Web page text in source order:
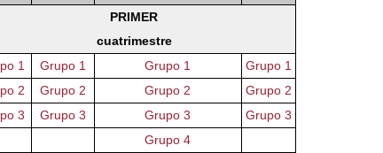
PRIMER
cuatrimestre
1
Grupo 1 Grupo 1
Grupo 1
2
Grupo 2 Grupo 2
Grupo 2
3
Grupo 3 Grupo 3
Grupo 3
Grupo 4